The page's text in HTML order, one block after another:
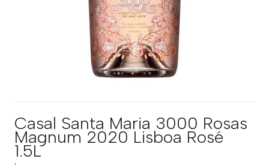
Casal Santa Maria 3000 Rosas
Magnum 2020 Lisboa Rosé
1.5L